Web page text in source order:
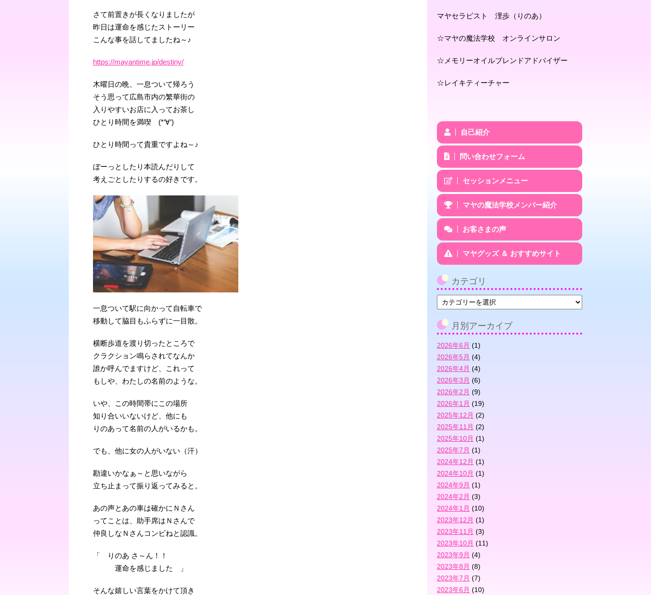
さて前置きが長くなりましたが
昨日は運命を感じたストーリー
こんな事を話してましたね～♪
https://mayantime.jp/destiny/
木曜日の晩、一息ついて帰ろう
そう思って広島市内の繁華街の
入りやすいお店に入ってお茶し
ひとり時間を満喫 (*‘∀‘)
ひとり時間って貴重ですよね～♪
ぼーっとしたり本読んだりして
考えごとしたりするの好きです。
一息ついて駅に向かって自転車で
移動して脇目もふらずに一目散。
横断歩道を渡り切ったところで
クラクション鳴らされてなんか
誰か呼んでますけど、これって
もしや、わたしの名前のような。
いや、この時間帯にこの場所
知り合いいないけど、他にも
りのあって名前の人がいるかも。
でも、他に女の人がいない（汗）
勘違いかなぁ～と思いながら
立ち止まって振り返ってみると。
あの声とあの車は確かにＮさん
ってことは、助手席はＮさんで
仲良しなＮさんコンビねと認識。
「 りのあ さ～ん！！
運命を感じました 」
そんな嬉しい言葉をかけて頂き
マヤセラピスト 浬歩（りのあ）
☆マヤの魔法学校 オンラインサロン
☆メモリーオイルブレンドアドバイザー
☆レイキティーチャー
自己紹介
問い合わせフォーム
セッションメニュー
マヤの魔法学校メンバー紹介
お客さまの声
マヤグッズ ＆ おすすめサイト
カテゴリ
カ
テ
ゴ
リ
月別アーカイブ
2026年6月 (1)
2026年5月 (4)
2026年4月 (4)
2026年3月 (6)
2026年2月 (9)
2026年1月 (19)
2025年12月 (2)
2025年11月 (2)
2025年10月 (1)
2025年7月 (1)
2024年12月 (1)
2024年10月 (1)
2024年9月 (1)
2024年2月 (3)
2024年1月 (10)
2023年12月 (1)
2023年11月 (3)
2023年10月 (11)
2023年9月 (4)
2023年8月 (8)
2023年7月 (7)
2023年6月 (10)